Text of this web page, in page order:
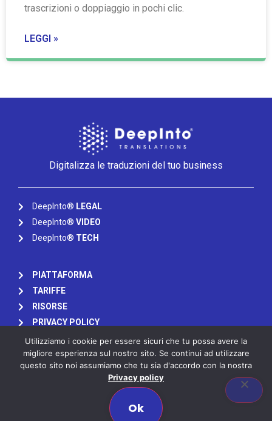
trascrizioni o doppiaggio in pochi clic.
LEGGI »
Digitalizza le traduzioni del tuo business
DeepInto® LEGAL
DeepInto® VIDEO
DeepInto® TECH
PIATTAFORMA
TARIFFE
RISORSE
PRIVACY POLICY
Chiedi un preventivo
Contattaci
Utilizziamo i cookie per essere sicuri che tu possa avere la
migliore esperienza sul nostro sito. Se continui ad utilizzare
questo sito noi assumiamo che tu sia d'accordo con la nostra
Privacy policy
Ok